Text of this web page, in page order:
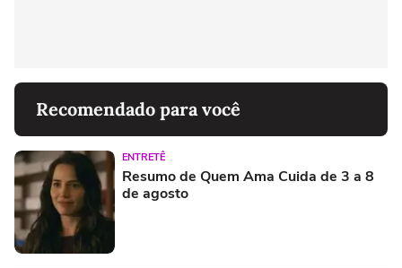
Recomendado para você
ENTRETÊ
Resumo de Quem Ama Cuida de 3 a 8
de agosto